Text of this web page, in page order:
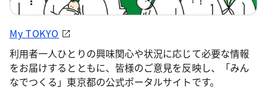
My TOKYO
利用者一人ひとりの興味関心や状況に応じて必要な情報
をお届けするとともに、皆様のご意見を反映し、「みん
なでつくる」東京都の公式ポータルサイトです。